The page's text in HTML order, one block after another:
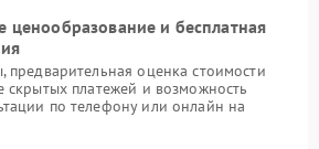
ценообразование и бесплатная
предварительная оценка стоимости
скрытых платежей и возможность
по телефону или онлайн на